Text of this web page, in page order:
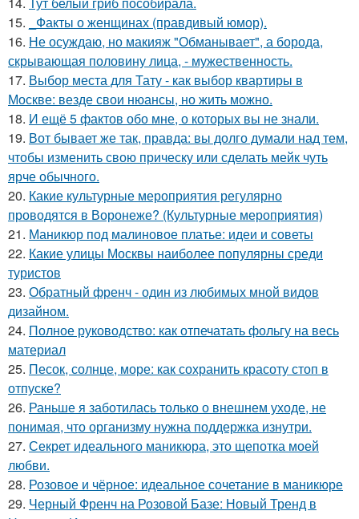
15.
_Факты о женщинах (правдивый юмор).
16. Не осуждаю, но макияж "Обманывает", а борода,
скрывающая половину лица, - мужественность.
17. Выбор места для Тату - как выбор квартиры в
Москве: везде свои нюансы, но жить можно.
18. И ещё 5 фактов обо мне, о которых вы не знали.
19. Вот бывает же так, правда: вы долго думали над тем,
чтобы изменить свою прическу или сделать мейк чуть
ярче обычного.
20. Какие культурные мероприятия регулярно
проводятся в Воронеже? (Культурные мероприятия)
21. Маникюр под малиновое платье: идеи и советы
22. Какие улицы Москвы наиболее популярны среди
туристов
23. Обратный френч - один из любимых мной видов
дизайном.
24. Полное руководство: как отпечатать фольгу на весь
материал
25. Песок, солнце, море: как сохранить красоту стоп в
отпуске?
26. Раньше я заботилась только о внешнем уходе, не
понимая, что организму нужна поддержка изнутри.
27. Секрет идеального маникюра, это щепотка моей
любви.
28. Розовое и чёрное: идеальное сочетание в маникюре
29. Черный Френч на Розовой Базе: Новый Тренд в